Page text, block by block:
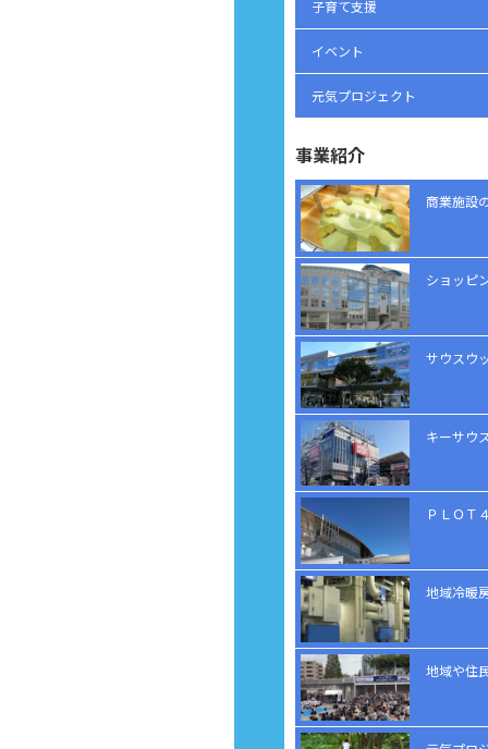
子育て支援
イベント
元気プロジェクト
事業紹介
商業施設
ショッピ
サウスウ
キーサウ
ＰＬＯＴ
地域冷暖
地域や住